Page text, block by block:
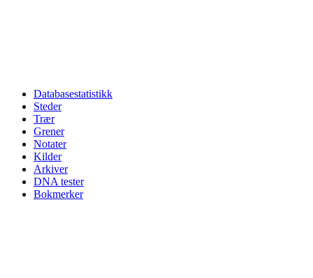
Databasestatistikk
Steder
Trær
Grener
Notater
Kilder
Arkiver
DNA tester
Bokmerker